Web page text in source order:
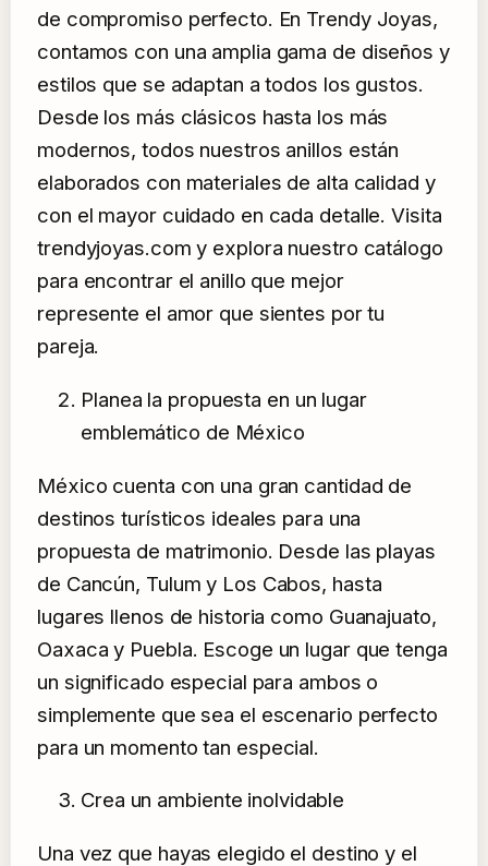
de compromiso perfecto. En Trendy Joyas,
contamos con una amplia gama de diseños y
estilos que se adaptan a todos los gustos.
Desde los más clásicos hasta los más
modernos, todos nuestros anillos están
elaborados con materiales de alta calidad y
con el mayor cuidado en cada detalle. Visita
trendyjoyas.com y explora nuestro catálogo
para encontrar el anillo que mejor
represente el amor que sientes por tu
pareja.
Planea la propuesta en un lugar
emblemático de México
México cuenta con una gran cantidad de
destinos turísticos ideales para una
propuesta de matrimonio. Desde las playas
de Cancún, Tulum y Los Cabos, hasta
lugares llenos de historia como Guanajuato,
Oaxaca y Puebla. Escoge un lugar que tenga
un significado especial para ambos o
simplemente que sea el escenario perfecto
para un momento tan especial.
Crea un ambiente inolvidable
Una vez que hayas elegido el destino y el